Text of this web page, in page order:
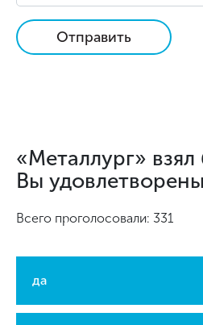
Отправить
«Металлург»
Вы
Всего проголосовали: 331
да